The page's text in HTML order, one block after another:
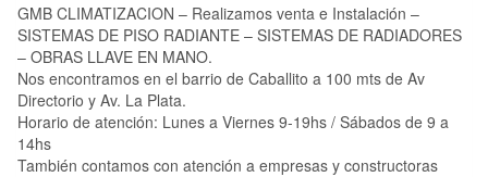
GMB CLIMATIZACION – Realizamos venta e Instalación –
SISTEMAS DE PISO RADIANTE – SISTEMAS DE RADIADORES
– OBRAS LLAVE EN MANO.
Nos encontramos en el barrio de Caballito a 100 mts de Av
Directorio y Av. La Plata.
Horario de atención: Lunes a Viernes 9-19hs / Sábados de 9 a
14hs
También contamos con atención a empresas y constructoras